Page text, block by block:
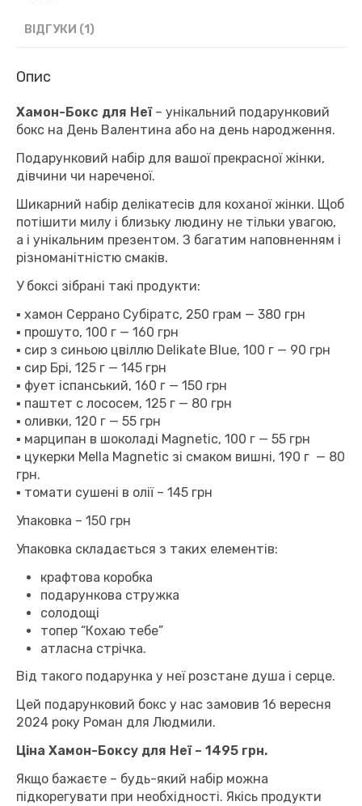
ВІДГУКИ (1)
Опис
Хамон-Бокс для Неї– унікальний подарунковий
бокс на День Валентина або на день народження.
Подарунковий набір для вашої прекрасної жінки,
дівчини чи нареченої.
Шикарний набір делікатесів для коханої жінки. Щоб
потішити милу і близьку людину не тільки увагою,
а і унікальним презентом. З багатим наповненням і
різноманітністю смаків.
У боксі зібрані такі продукти:
▪ хамон Серрано Субіратс, 250 грам — 380 грн
▪ прошуто, 100 г — 160 грн
▪ сир з синьою цвіллю Delikate Blue, 100 г — 90 грн
▪ сир Брі, 125 г — 145 грн
▪ фует іспанський, 160 г — 150 грн
▪ паштет с лососем, 125 г — 80 грн
▪ оливки, 120 г — 55 грн
▪ марципан в шоколаді Magnetic, 100 г — 55 грн
▪ цукерки Mella Мagnetic зі смаком вишні, 190 г — 80
грн.
▪ томати сушені в олії – 145 грн
Упаковка – 150 грн
Упаковка складається з таких елементів:
крафтова коробка
подарункова стружка
солодощі
топер “Кохаю тебе”
атласна стрічка.
Від такого подарунка у неї розстане душа і серце.
Цей подарунковий бокс у нас замовив 16 вересня
2024 року Роман для Людмили.
Ціна Хамон-Боксу для Неї – 1495 грн.
Якщо бажаєте – будь-який набір можна
підкорегувати при необхідності. Якісь продукти